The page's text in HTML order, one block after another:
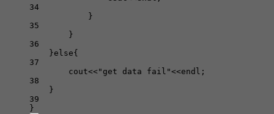
34
}
35
}
36
}else{
37
cout<<"get data fail"<<endl;
38
}
39
}